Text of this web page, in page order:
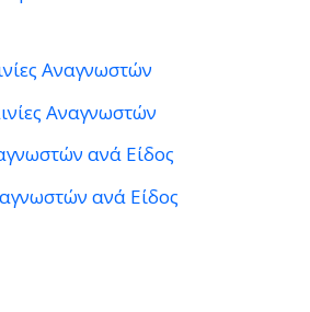
Αναγνωστών
Αναγνωστών
ανά Είδος
ανά Είδος